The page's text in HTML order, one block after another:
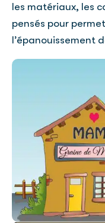
les matériaux, les
pensés pour
l’épanouissement